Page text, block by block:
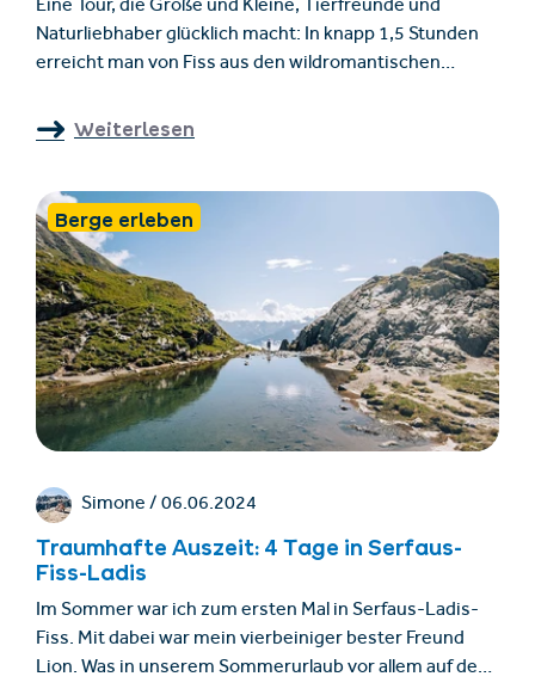
Eine Tour, die Große und Kleine, Tierfreunde und
Naturliebhaber glücklich macht: In knapp 1,5 Stunden
erreicht man von Fiss aus den wildromantischen
Knödeln, Käsespätzle und Kaiserschmarren.
Weiterlesen
Berge erleben
Simone / 06.06.2024
Traumhafte Auszeit: 4 Tage in Serfaus-
Fiss-Ladis
Im Sommer war ich zum ersten Mal in Serfaus-Ladis-
Fiss. Mit dabei war mein vierbeiniger bester Freund
Lion. Was in unserem Sommerurlaub vor allem auf dem